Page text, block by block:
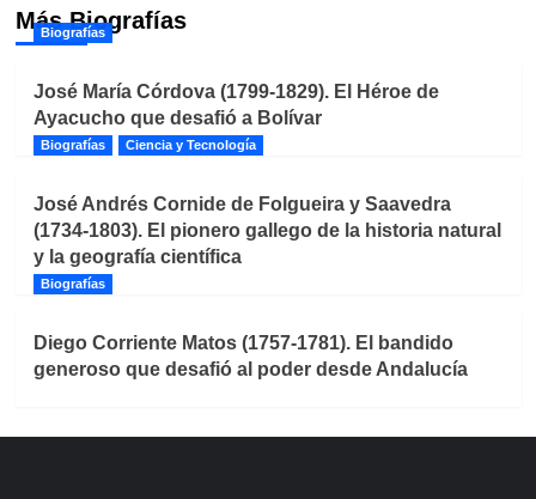
Más Biografías
Biografías
José María Córdova (1799-1829). El Héroe de
Ayacucho que desafió a Bolívar
Biografías Ciencia y Tecnología
José Andrés Cornide de Folgueira y Saavedra
(1734-1803). El pionero gallego de la historia natural
y la geografía científica
Biografías
Diego Corriente Matos (1757-1781). El bandido
generoso que desafió al poder desde Andalucía